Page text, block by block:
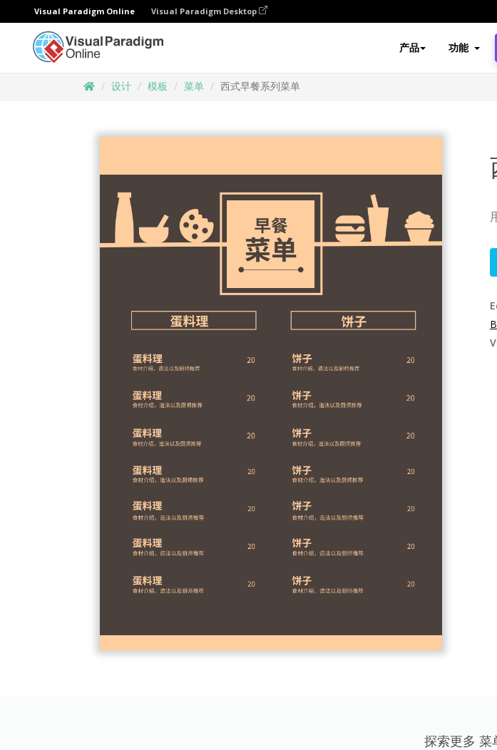
Visual Paradigm Online Visual Paradigm Desktop
产品 功能
设计 模板 菜单 西式早餐系列菜单
探索更多 菜